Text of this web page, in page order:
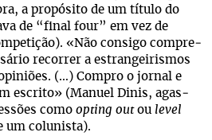
a pro­pó­sito de um título do
de “final four” em vez de
«Não con­sigo com­pre­
recor­rer a estran­gei­ris­mos
(…) Com­pro o jor­nal e
escrito» (Manuel Dinis, agas­
como opting outou level
um colunista).